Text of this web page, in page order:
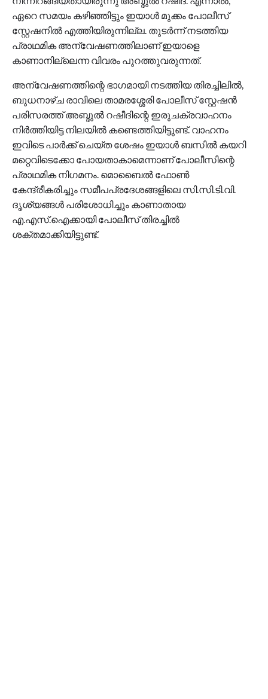
ഏറെ സമയം കഴിഞ്ഞിട്ടും ഇയാള്‍ മുക്കം പോലീസ്
സ്റ്റേഷനില്‍ എത്തിയിരുന്നില്ല. തുടര്‍ന്ന് നടത്തിയ
പ്രാഥമിക അന്വേഷണത്തിലാണ് ഇയാളെ
കാണാനില്ലെന്ന വിവരം പുറത്തുവരുന്നത്.
അന്വേഷണത്തിന്റെ ഭാഗമായി നടത്തിയ തിരച്ചിലില്‍,
ബുധനാഴ്ച രാവിലെ താമരശ്ശേരി പോലീസ് സ്റ്റേഷന്‍
പരിസരത്ത് അബ്ദുല്‍ റഷീദിന്റെ ഇരുചക്രവാഹനം
നിര്‍ത്തിയിട്ട നിലയില്‍ കണ്ടെത്തിയിട്ടുണ്ട്. വാഹനം
ഇവിടെ പാര്‍ക്ക് ചെയ്ത ശേഷം ഇയാള്‍ ബസില്‍ കയറി
മറ്റെവിടെക്കോ പോയതാകാമെന്നാണ് പോലീസിന്റെ
പ്രാഥമിക നിഗമനം. മൊബൈല്‍ ഫോണ്‍
കേന്ദ്രീകരിച്ചും സമീപപ്രദേശങ്ങളിലെ സി.സി.ടി.വി.
ദൃശ്യങ്ങള്‍ പരിശോധിച്ചും കാണാതായ
എ.എസ്.ഐക്കായി പോലീസ് തിരച്ചില്‍
ശക്തമാക്കിയിട്ടുണ്ട്.